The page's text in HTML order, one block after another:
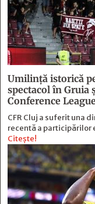
Umilință istorică
spectacol în Gruia
Conference
CFR Cluj a suferit una
recentă a
Citește!